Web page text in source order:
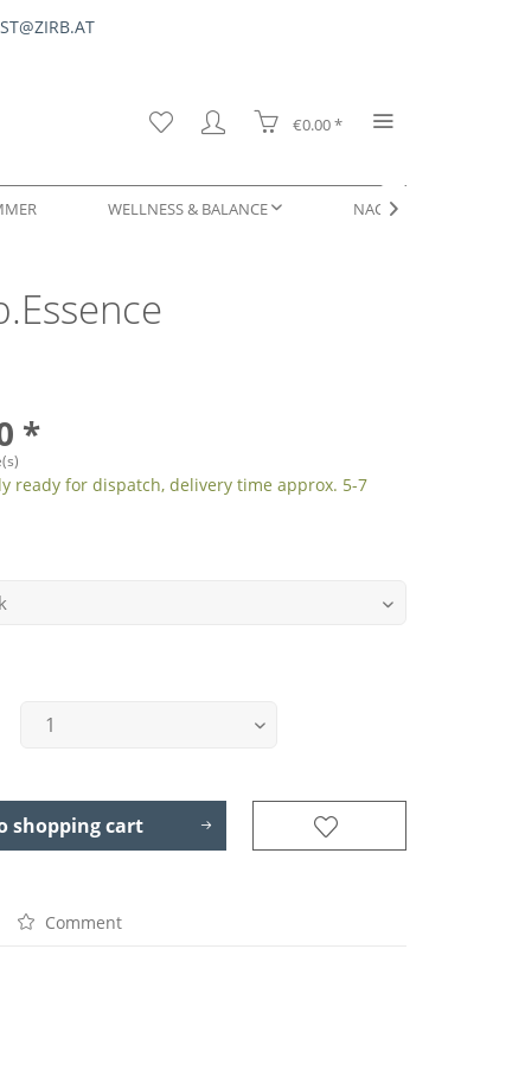
€0.00 *
WELLNESS & BALANCE NACHFÜLLUNGEN &
DUFTPROBEN

*
ready for dispatch, delivery time approx. 5-7
shopping cart
Comment